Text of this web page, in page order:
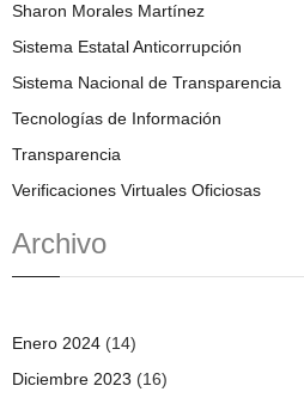
Sharon Morales Martínez
Sistema Estatal Anticorrupción
Sistema Nacional de Transparencia
Tecnologías de Información
Transparencia
Verificaciones Virtuales Oficiosas
Archivo
Enero 2024 (14)
Diciembre 2023 (16)